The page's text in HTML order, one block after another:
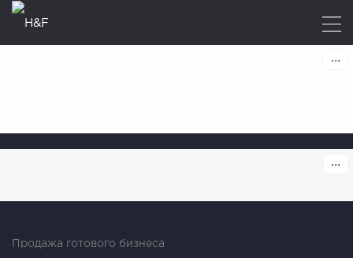
Продажа готового бизнеса